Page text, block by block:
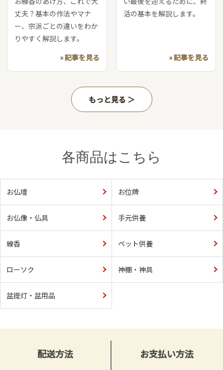
丈夫？基本の作法やマナ
ー、宗派ごとの違いをわか
りやすく解説します。
» 記事を見る
活の基本を解説します。
» 記事を見る
もっと見る
各商品はこちら
お仏壇 お位牌
お仏像・仏具 手元供養
線香 ペット供養
ローソク 神棚・神具
盆提灯・盆用品
配送方法 お支払い方法